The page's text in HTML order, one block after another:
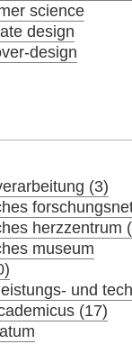
science
design
design
(3)
herzzentrum
museum
und
(17)